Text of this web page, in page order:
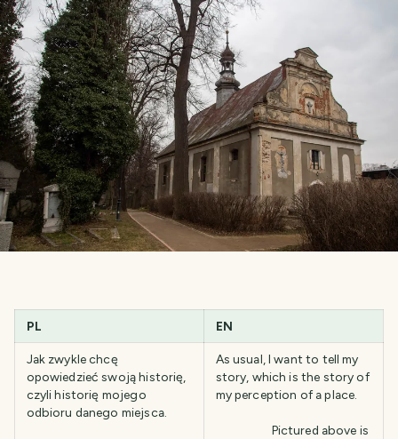
PL EN
Jak zwykle chcę
opowiedzieć swoją historię,
czyli historię mojego
odbioru danego miejsca.
As usual, I want to tell my
story, which is the story of
my perception of a place.
Pictured above is